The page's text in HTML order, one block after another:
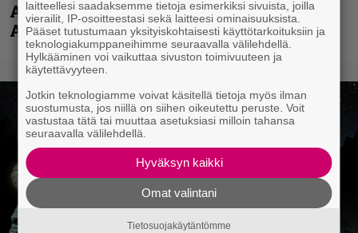
Accept – menossa mukana myös
Anthrax- ja Korn-miehistöä
laitteellesi saadaksemme tietoja esimerkiksi sivuista, joilla
vierailit, IP-osoitteestasi sekä laitteesi ominaisuuksista.
Pääset tutustumaan yksityiskohtaisesti käyttötarkoituksiin ja
teknologiakumppaneihimme seuraavalla välilehdellä.
Hylkääminen voi vaikuttaa sivuston toimivuuteen ja
käytettävyyteen.
Jotkin teknologiamme voivat käsitellä tietoja myös ilman
suostumusta, jos niillä on siihen oikeutettu peruste. Voit
vastustaa tätä tai muuttaa asetuksiasi milloin tahansa
seuraavalla välilehdellä.
Hyväksyn kaikki
Omat valintani
Tietosuojakäytäntömme